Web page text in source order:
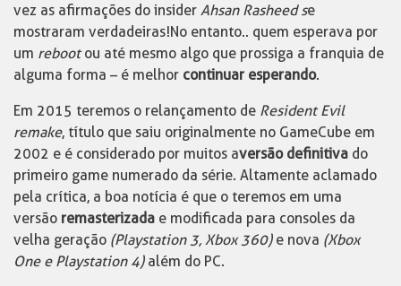
vez as afirmações do insider Ahsan Rasheed se
mostraram verdadeiras! No entanto.. quem esperava por
um rebootou até mesmo algo que prossiga a franquia de
alguma forma – é melhor continuar esperando.
Em 2015 teremos o relançamento de Resident Evil
remake, título que saiu originalmente no GameCube em
2002 e é considerado por muitos aversão definitiva do
primeiro game numerado da série. Altamente aclamado
pela crítica, a boa notícia é que o teremos em uma
versão remasterizada e modificada para consoles da
velha geração (Playstation 3, Xbox 360)e nova (Xbox
One e Playstation 4)além do PC.